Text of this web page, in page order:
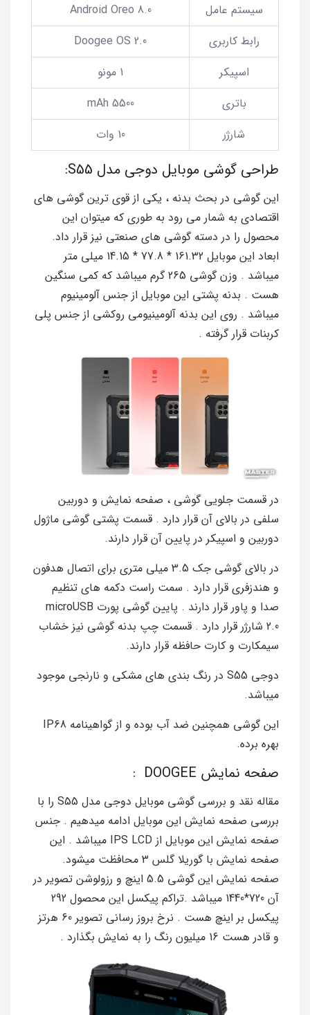
سیستم عامل
Android Oreo 8.0
رابط کاربری
Doogee OS 2.0
اسپیکر
1 مونو
باتری
5500 mAh
شارژر
10 وات
طراحی گوشی موبایل دوجی مدل S55:
این گوشی در بحث بدنه ، یکی از قوی ترین گوشی های
اقتصادی به شمار می رود به طوری که میتوان این
محصول را در دسته گوشی های صنعتی نیز قرار داد.
ابعاد این موبایل 161.32 * 77.8 * 14.15 میلی متر
میباشد . وزن گوشی 265 گرم میباشد که کمی سنگین
هست . بدنه پشتی این موبایل از جنس آلومینیوم
میباشد . روی این بدنه آلومینیومی روکشی از جنس پلی
کربنات قرار گرفته .
در قسمت جلویی گوشی ، صفحه نمایش و دوربین
سلفی در بالای آن قرار دارد . قسمت پشتی گوشی ماژول
دوربین و اسپیکر در پایین آن قرار دارند.
در بالای گوشی جک 3.5 میلی متری برای اتصال هدفون
و هندزفری قرار دارد . سمت راست دکمه های تنظیم
صدا و پاور قرار دارند . پایین گوشی پورت microUSB
2.0 شارژر قرار دارد . قسمت چپ بدنه گوشی نیز خشاب
سیمکارت و کارت حافظه قرار دارند.
دوجی S55 در رنگ بندی های مشکی و نارنجی موجود
میباشد.
این گوشی همچنین ضد آب بوده و از گواهینامه IP68
بهره برده.
صفحه نمایش DOOGEE :
مقاله نقد و بررسی گوشی موبایل دوجی مدل S55 را با
بررسی صفحه نمایش این موبایل ادامه میدهیم . جنس
صفحه نمایش این موبایل از IPS LCD میباشد . این
صفحه نمایش با گوریلا گلس 3 محافظت میشود.
صفحه نمایش این گوشی 5.5 اینچ و رزولوشن تصویر در
آن 720*1440 میباشد .تراکم پیکسل این محصول 292
پیکسل بر اینچ هست . نرخ بروز رسانی تصویر 60 هرتز
و قادر هست 16 میلیون رنگ را به نمایش بگذارد .